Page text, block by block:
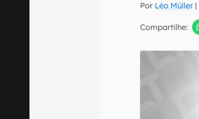
Por Léo Müller |
Compartilhe: